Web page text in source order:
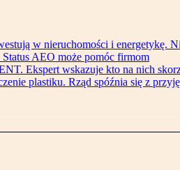
w nieruchomości i energetykę.
Status AEO może pomóc firmom
Ekspert wskazuje kto na nich
plastiku. Rząd spóźnia się z